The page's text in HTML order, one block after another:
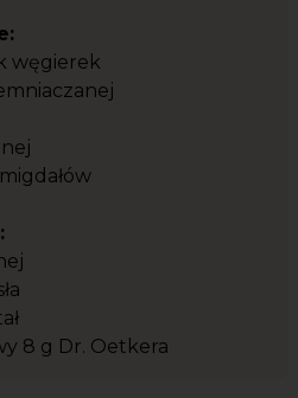
węgierek
8 g Dr. Oetkera